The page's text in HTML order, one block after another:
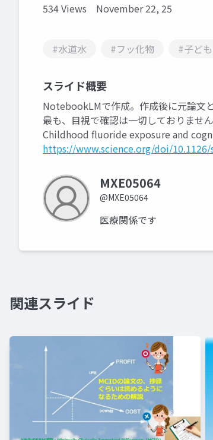
534 Views November 22, 25
#水道水 #フッ化物 #子ど
スライド概要
NotebookLMで作成。作成後に元論文
最も、目視で確認は一切しておりませ
Childhood fluoride exposure and
https://www.science.org/doi/10.1126/
MXE05064
@MXE05064
医療関係です
関連スライド